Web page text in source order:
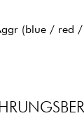
(blue / red